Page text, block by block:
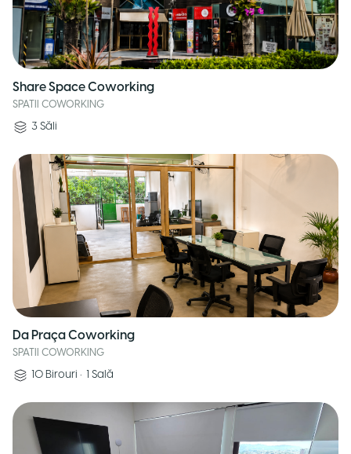
Share Space Coworking
SPATII COWORKING
3 Săli
Da Praça Coworking
SPATII COWORKING
10 Birouri • 1 Sală